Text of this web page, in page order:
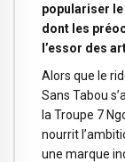
populariser
dont les
l’essor des
Alors que le
Sans Tabou
la Troupe 7
nourrit
une marque